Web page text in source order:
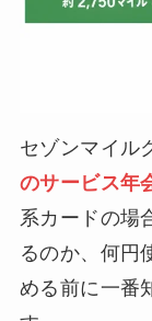
セゾンマイル
のサービス年
系カードの場
るのか、何円
める前に一番